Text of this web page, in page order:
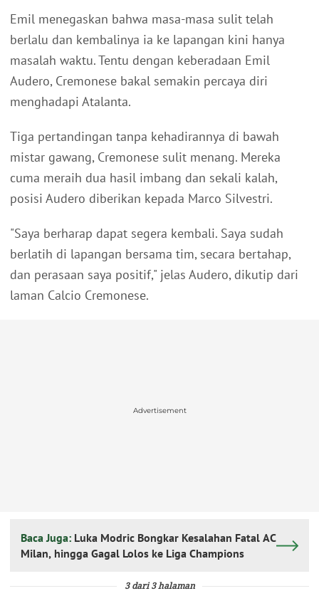
Emil menegaskan bahwa masa-masa sulit telah
berlalu dan kembalinya ia ke lapangan kini hanya
masalah waktu. Tentu dengan keberadaan Emil
Audero, Cremonese bakal semakin percaya diri
menghadapi Atalanta.
Tiga pertandingan tanpa kehadirannya di bawah
mistar gawang, Cremonese sulit menang. Mereka
cuma meraih dua hasil imbang dan sekali kalah,
posisi Audero diberikan kepada Marco Silvestri.
"Saya berharap dapat segera kembali. Saya sudah
berlatih di lapangan bersama tim, secara bertahap,
dan perasaan saya positif," jelas Audero, dikutip dari
laman Calcio Cremonese.
Advertisement
Baca Juga: Luka Modric Bongkar Kesalahan Fatal AC
Milan, hingga Gagal Lolos ke Liga Champions
3 dari 3 halaman